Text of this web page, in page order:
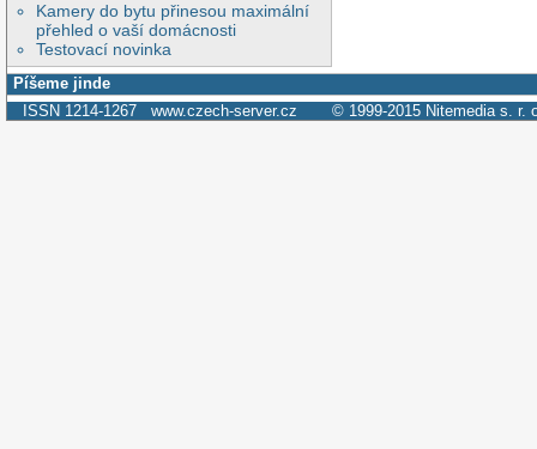
Kamery do bytu přinesou maximální
přehled o vaší domácnosti
Testovací novinka
Píšeme jinde
ISSN 1214-1267 www.czech-server.cz © 1999-2015 Nitemedia s. r.